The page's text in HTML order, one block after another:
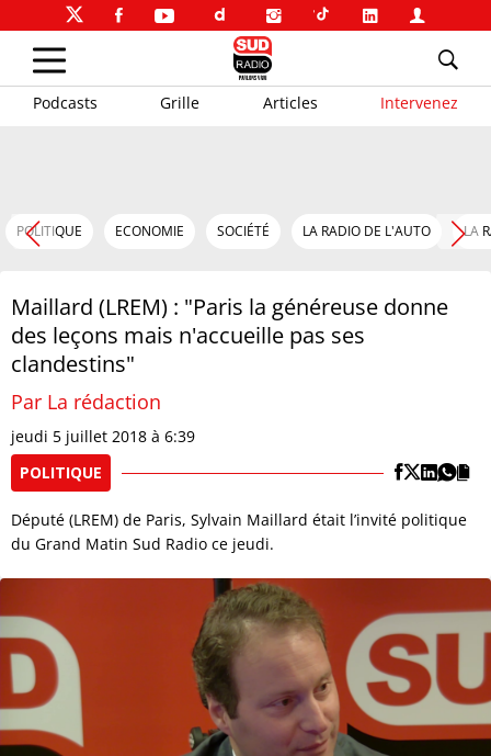
Podcasts Grille Articles Intervenez
POLITIQUE ECONOMIE SOCIÉTÉ LA RADIO DE L'AUTO LA
Maillard (LREM) : "Paris la généreuse donne
des leçons mais n'accueille pas ses
clandestins"
Par La rédaction
jeudi 5 juillet 2018 à 6:39
POLITIQUE
Député (LREM) de Paris, Sylvain Maillard était l’invité politique
du Grand Matin Sud Radio ce jeudi.